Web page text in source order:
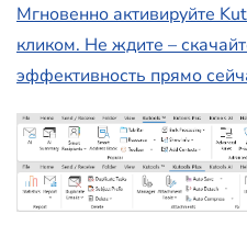
Мгновенно активируйте
кликом. Не ждите –
эффективность прямо